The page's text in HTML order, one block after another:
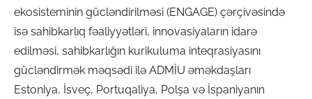
ekosisteminin gücləndirilməsi (ENGAGE) çərçivəsində
isə sahibkarlıq fəaliyyətləri, innovasiyaların idarə
edilməsi, sahibkarlığın kurikuluma inteqrasiyasını
gücləndirmək məqsədi ilə ADMİU əməkdaşları
Estoniya, İsveç, Portuqaliya, Polşa və İspaniyanın